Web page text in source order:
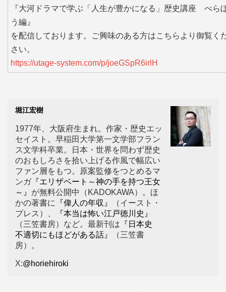
『大河ドラマで学ぶ「人生が豊かになる」歴史講座 べら
う編』
を配信しております。ご興味のある方はこちらより御覧く
さい。
https://utage-system.com/p/joeGSpR6irlH
堀江宏樹
1977年、大阪府生まれ。作家・歴史エッ
セイスト。早稲田大学第一文学部フラン
ス文学科卒業。日本・世界を問わず歴史
のおもしろさを拾い上げる作風で幅広い
ファン層をもつ。原案監修をつとめるマ
ンガ『エリザベート～神の手を持つ王女
～』 が無料公開中（KADOKAWA）。ほ
かの著書に
『偉人の年収』
（イースト・
プレス）、
『本当は怖い江戸徳川史』
（三笠書房）など。最新刊は 『日本史
不適切にもほどがある話』
（三笠書
房）。
X:@horiehiroki